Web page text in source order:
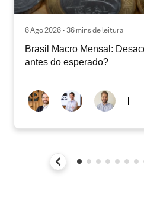
6 Ago 2026 • 36 mins de leitura
Brasil Macro Mensal:
antes do esperado?